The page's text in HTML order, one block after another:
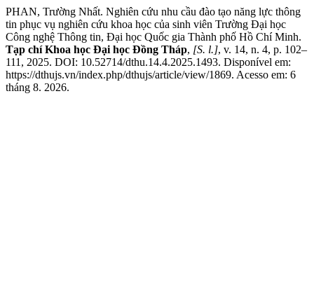
PHAN, Trường Nhất. Nghiên cứu nhu cầu đào tạo năng lực thông
tin phục vụ nghiên cứu khoa học của sinh viên Trường Đại học
Công nghệ Thông tin, Đại học Quốc gia Thành phố Hồ Chí Minh.
Tạp chí Khoa học Đại học Đồng Tháp, [S. l.], v. 14, n. 4, p. 102–
111, 2025. DOI: 10.52714/dthu.14.4.2025.1493. Disponível em:
https://dthujs.vn/index.php/dthujs/article/view/1869. Acesso em: 6
tháng 8. 2026.